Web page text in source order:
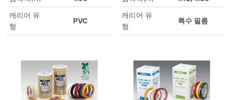
캐리어 유
형
PVC
캐리어 유
형
특수 필름